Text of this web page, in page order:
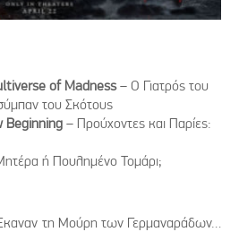
of Madness– Ο Γιατρός του
του Σκότους
Beginning – Προύχοντες και Παρίες:
ή Πουλημένο Τομάρι;
τη Μούρη των Γερμαναράδων…